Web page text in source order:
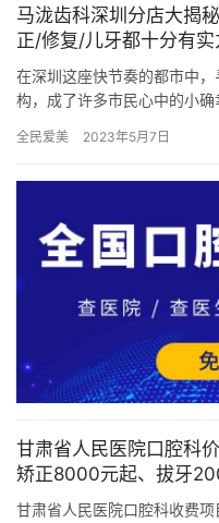
马泷齿科深圳分店大揭
正/修复/儿牙都十分有实
在深圳这座快节奏的都市中
构，成了许多市民心中的小
腔护理…
全民爱美 2023年5月7日
甘肃省人民医院口腔科
矫正8000元起、拔牙
甘肃省人民医院口腔科收费